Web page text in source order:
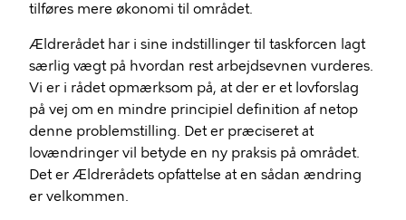
tilføres mere økonomi til området.
Ældrerådet har i sine indstillinger til taskforcen lagt
særlig vægt på hvordan rest arbejdsevnen vurderes.
Vi er i rådet opmærksom på, at der er et lovforslag
på vej om en mindre principiel definition af netop
denne problemstilling. Det er præciseret at
lovændringer vil betyde en ny praksis på området.
Det er Ældrerådets opfattelse at en sådan ændring
er velkommen.